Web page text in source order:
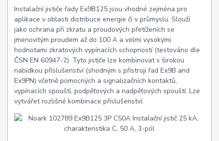
Instalační jističe řady Ex9B125 jsou vhodné zejména pro
aplikace v oblasti distribuce energie či v průmyslu. Slouží
jako ochrana při zkratu a proudových přetíženích se
jmenovitým proudem až do 100 A a velmi vysokými
hodnotami zkratových vypínacích schopností (testováno dle
ČSN EN 60947-2). Tyto jističe lze kombinovat s širokou
nabídkou příslušenství (shodným s přístroji řad Ex9B and
Ex9PN) včetně pomocných a signalizačních kontaktů,
vypínacích spouští, podpěťových a nadpěťových spouští. Lze
vytvářet rozlišné kombinace příslušenství.